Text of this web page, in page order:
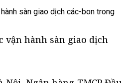
sàn giao dịch các-bon trong
vận hành sàn giao dịch